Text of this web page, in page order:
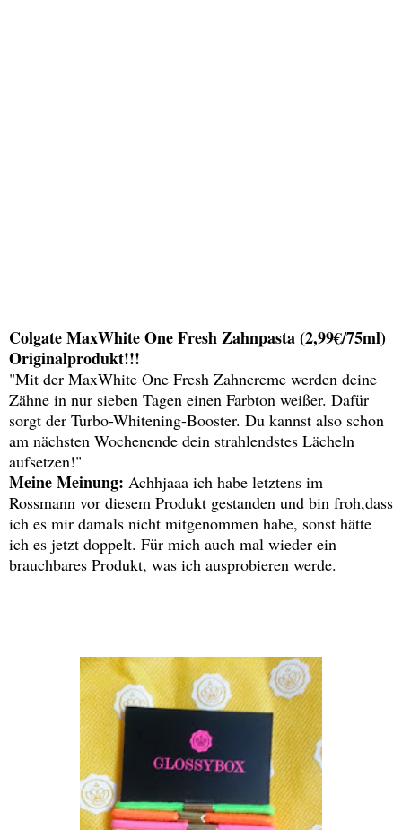
Colgate MaxWhite One Fresh Zahnpasta (2,99€/75ml)
Originalprodukt!!!
"Mit der MaxWhite One Fresh Zahncreme werden deine
Zähne in nur sieben Tagen einen Farbton weißer. Dafür
sorgt der Turbo-Whitening-Booster. Du kannst also schon
am nächsten Wochenende dein strahlendstes Lächeln
aufsetzen!"
Meine Meinung: Achhjaaa ich habe letztens im
Rossmann vor diesem Produkt gestanden und bin froh,dass
ich es mir damals nicht mitgenommen habe, sonst hätte
ich es jetzt doppelt. Für mich auch mal wieder ein
brauchbares Produkt, was ich ausprobieren werde.